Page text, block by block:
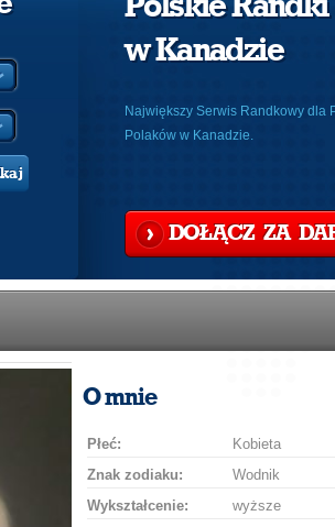
Polskie Randki
w Kanadzie
Największy Serwis Randkowy dla
Polaków w Kanadzie.
DOŁĄCZ ZA
O mnie
Płeć: Kobieta
Znak zodiaku:
Wodnik
Wykształcenie:
wyższe